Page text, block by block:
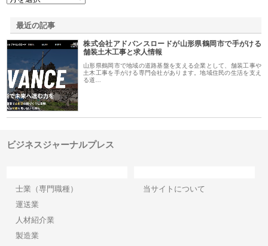
最近の記事
株式会社アドバンスロードが山形県鶴岡市で手がける
舗装土木工事と求人情報
山形県鶴岡市で地域の道路基盤を支える企業として、舗装工事や
土木工事を手がける専門会社があります。地域住民の生活を支え
る道…
ビジネスジャーナルプレス
士業（専門職種）
運送業
人材紹介業
製造業
当サイトについて